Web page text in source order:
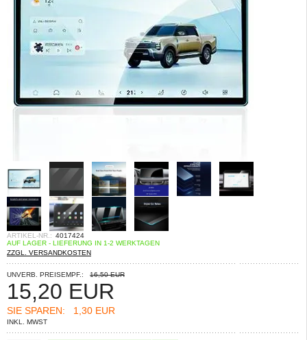
ARTIKEL-NR.: 4017424
AUF LAGER - LIEFERUNG IN 1-2 WERKTAGEN
ZZGL. VERSANDKOSTEN
UNVERB. PREISEMPF.: 16,50 EUR
15,20 EUR
SIE SPAREN: 1,30 EUR
INKL. MWST